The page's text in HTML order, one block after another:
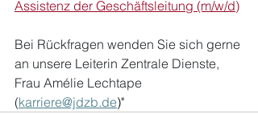
Assistenz der Geschäftsleitung (m/w/d)
Bei Rückfragen wenden Sie sich gerne
an unsere Leiterin Zentrale Dienste,
Frau Amélie Lechtape
(karriere@jdzb.de)"